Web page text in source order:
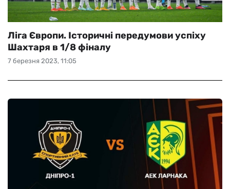
7 березня 2023, 11:05
Ліга Європи. Історичні передумови успіху
Шахтаря в 1/8 фіналу